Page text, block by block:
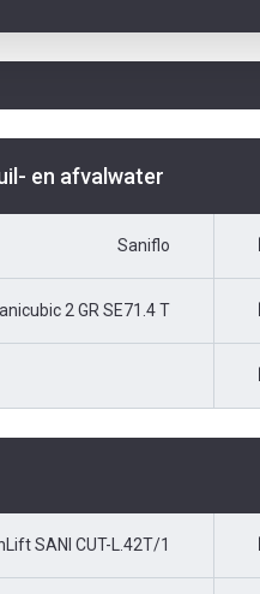
en afvalwater
Saniflo
2 GR SE71.4 T
SANI CUT-L.42T/1